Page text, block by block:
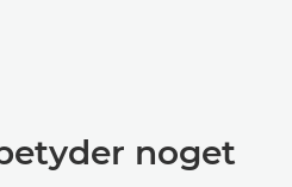
noget